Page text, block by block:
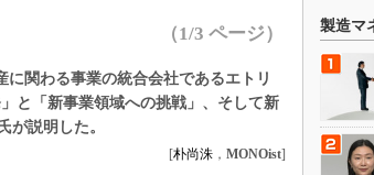
FRONTIER
組み込みモデリング
Windows Embedded
（1/3 ページ）
関わる事業の統合会社であるエトリ
と「新事業領域への挑戦」、そして新
が説明した。
[朴尚洙 ， MONOist]
製造マ